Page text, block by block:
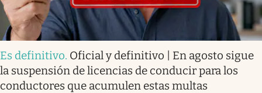
Es definitivo. Oficial y definitivo | En agosto sigue
la suspensión de licencias de conducir para los
conductores que acumulen estas multas